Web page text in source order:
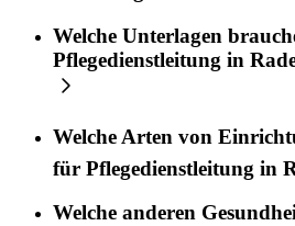
Welche Unterlagen
Pflegedienstleitung in
Welche Arten von
für Pflegedienstleitung in
Welche anderen